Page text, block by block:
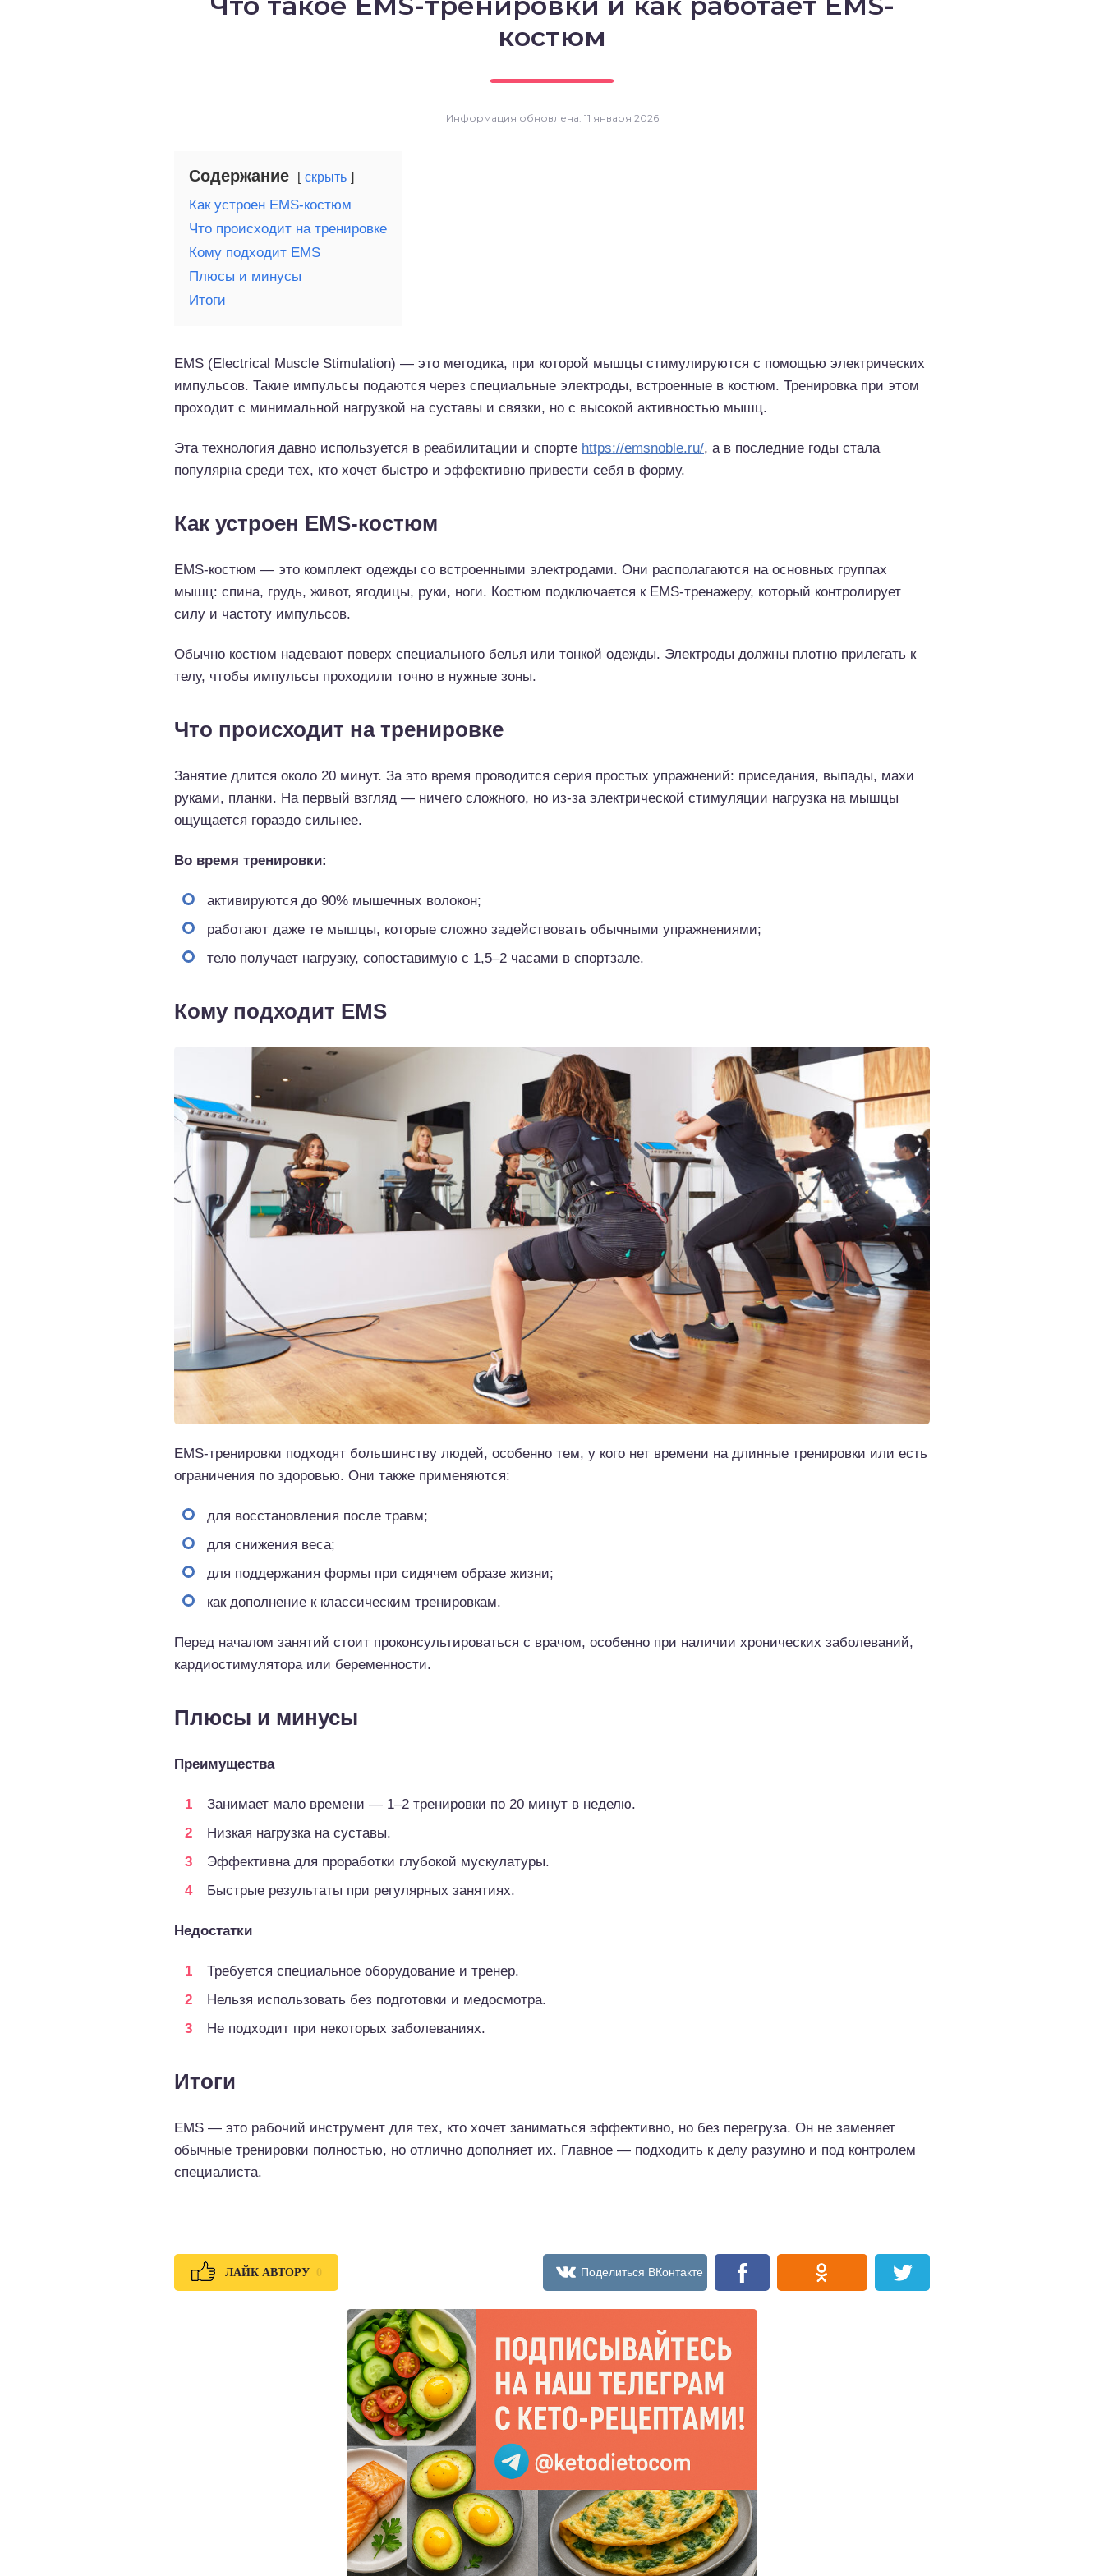
костюм
Информация обновлена: 11 января 2026
Содержание скрыть
Как устроен EMS-костюм
Что происходит на тренировке
Кому подходит EMS
Плюсы и минусы
Итоги
EMS (Electrical Muscle Stimulation) — это методика, при которой мышцы стимулируются с помощью электрических
импульсов. Такие импульсы подаются через специальные электроды, встроенные в костюм. Тренировка при этом
проходит с минимальной нагрузкой на суставы и связки, но с высокой активностью мышц.
Эта технология давно используется в реабилитации и спорте https://emsnoble.ru/, а в последние годы стала
популярна среди тех, кто хочет быстро и эффективно привести себя в форму.
Как устроен EMS-костюм
EMS-костюм — это комплект одежды со встроенными электродами. Они располагаются на основных группах
мышц: спина, грудь, живот, ягодицы, руки, ноги. Костюм подключается к EMS-тренажеру, который контролирует
силу и частоту импульсов.
Обычно костюм надевают поверх специального белья или тонкой одежды. Электроды должны плотно прилегать к
телу, чтобы импульсы проходили точно в нужные зоны.
Что происходит на тренировке
Занятие длится около 20 минут. За это время проводится серия простых упражнений: приседания, выпады, махи
руками, планки. На первый взгляд — ничего сложного, но из-за электрической стимуляции нагрузка на мышцы
ощущается гораздо сильнее.
Во время тренировки:
активируются до 90% мышечных волокон;
работают даже те мышцы, которые сложно задействовать обычными упражнениями;
тело получает нагрузку, сопоставимую с 1,5–2 часами в спортзале.
Кому подходит EMS
EMS-тренировки подходят большинству людей, особенно тем, у кого нет времени на длинные тренировки или есть
ограничения по здоровью. Они также применяются:
для восстановления после травм;
для снижения веса;
для поддержания формы при сидячем образе жизни;
как дополнение к классическим тренировкам.
Перед началом занятий стоит проконсультироваться с врачом, особенно при наличии хронических заболеваний,
кардиостимулятора или беременности.
Плюсы и минусы
Преимущества
Занимает мало времени — 1–2 тренировки по 20 минут в неделю.
Низкая нагрузка на суставы.
Эффективна для проработки глубокой мускулатуры.
Быстрые результаты при регулярных занятиях.
Недостатки
Требуется специальное оборудование и тренер.
Нельзя использовать без подготовки и медосмотра.
Не подходит при некоторых заболеваниях.
Итоги
EMS — это рабочий инструмент для тех, кто хочет заниматься эффективно, но без перегруза. Он не заменяет
обычные тренировки полностью, но отлично дополняет их. Главное — подходить к делу разумно и под контролем
специалиста.
ЛАЙК АВТОРУ 0